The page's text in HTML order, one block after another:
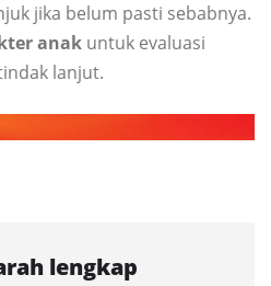
jika belum pasti sebabnya.
anak untuk evaluasi
lanjut.
lengkap